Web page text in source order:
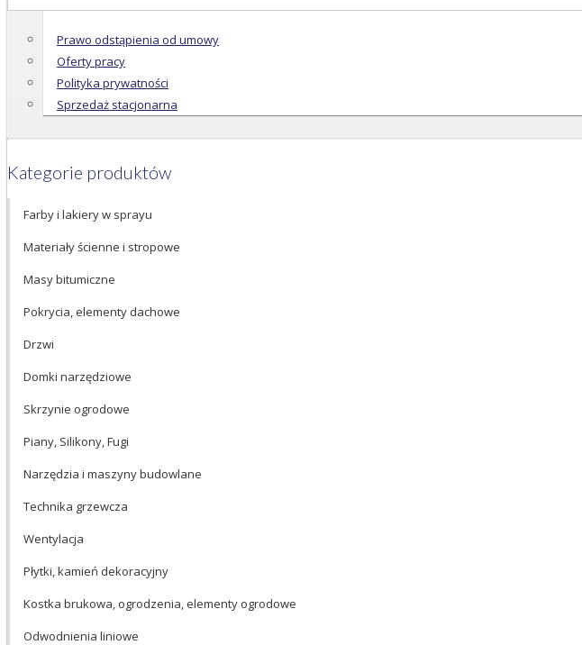
Prawo odstąpienia od umowy
Oferty pracy
Polityka prywatności
Sprzedaż stacjonarna
Kategorie produktów
Farby i lakiery w sprayu
Materiały ścienne i stropowe
Masy bitumiczne
Pokrycia, elementy dachowe
Drzwi
Domki narzędziowe
Skrzynie ogrodowe
Piany, Silikony, Fugi
Narzędzia i maszyny budowlane
Technika grzewcza
Wentylacja
Płytki, kamień dekoracyjny
Kostka brukowa, ogrodzenia, elementy ogrodowe
Odwodnienia liniowe